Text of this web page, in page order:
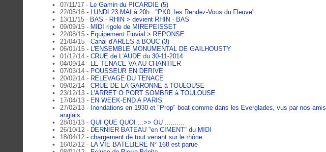
07/11/17 - Le Gamin du PICARDIE (5)
22/05/16 - LUNDI 23 MAI à 20h : "PK0, les Rendez-Vous du Fleuve"
13/11/15 - BAS - RHIN > devient RHIN - BAS
09/09/15 - MIDI rigole de MIREPEISSET
22/08/15 - Equipement Fluvial > REPONSE
21/04/15 - Canal d'ARLES à BOUC (3)
06/01/15 - L'ENSEMBLE MONUMENTAL DE GAILHOUSTY
01/12/14 - CRUE de L'AUDE du 30-11-2014
04/09/14 - LE TENACE VA AU CHANTIER
07/03/14 - POUSSEUR EN DERIVE
20/02/14 - RELEVAGE DU TENACE
09/02/14 - CRUE DE LA GARONNE à TOULOUSE
23/12/13 - L'ARRET O PORT SOMBRE à TOULOUSE
17/04/13 - EN WEEK-END A PARIS
27/02/13 - Inondations en 1930 et "Prop" boat comme dans les Everglades, vus par nos amis
anglais.
28/01/13 - QUI QUE QUOI ...>> OU ..........
26/10/12 - DERNIER BATEAU "en CIMENT" du MIDI
18/04/12 - chargement de tout venant sur le rhône
16/02/12 - LA VIE BATELIERE N° 168 est parue